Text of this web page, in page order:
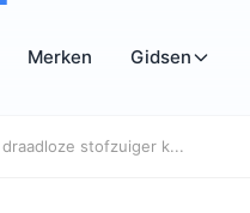
Merken Gidsen
stofzuiger k...